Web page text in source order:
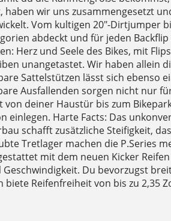
haben wir uns zusammengesetzt
Vom kultigen 20″-Dirtjumper
abdeckt und für jeden Backflip
Herz und Seele des Bikes, mit
unangetastet. Wir haben allein
Sattelstützen lässt sich ebenso
Ausfallenden sorgen nicht nur
von deiner Haustür bis zum
einlegen. Harte Facts: Das
schafft zusätzliche Steifigkeit,
Tretlager machen die P.Series
mit dem neuen Kicker
Du bevorzugst
biete Reifenfreiheit von bis zu 2,35